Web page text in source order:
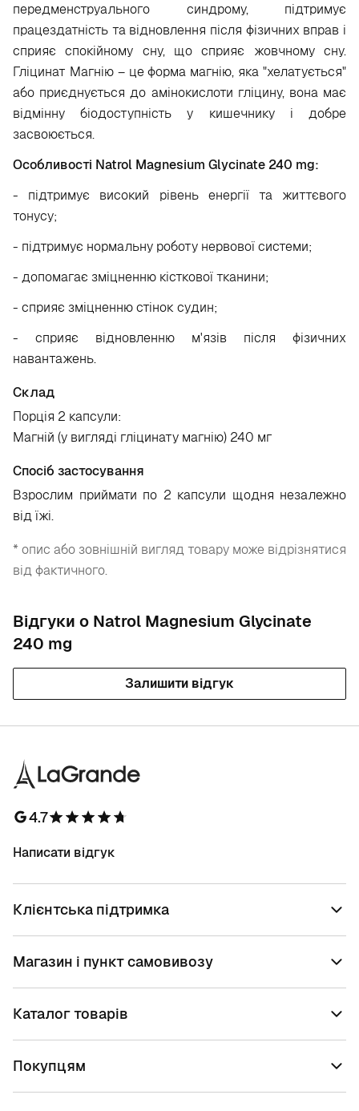
передменструального синдрому, підтримує
працездатність та відновлення після фізичних вправ і
сприяє спокійному сну, що сприяє жовчному сну.
Гліцинат Магнію – це форма магнію, яка "хелатується"
або приєднується до амінокислоти гліцину, вона має
відмінну біодоступність у кишечнику і добре
засвоюється.
Особливості Natrol Magnesium Glycinate 240 mg:
- підтримує високий рівень енергії та життєвого
тонусу;
- підтримує нормальну роботу нервової системи;
- допомагає зміцненню кісткової тканини;
- сприяє зміцненню стінок судин;
- сприяє відновленню м'язів після фізичних
навантажень.
Склад
Порція 2 капсули:
Магній (у вигляді гліцинату магнію) 240 мг
Спосіб застосування
Взрослим приймати по 2 капсули щодня незалежно
від їжі.
* опис або зовнішній вигляд товару може відрізнятися
від фактичного.
Відгуки о Natrol Magnesium Glycinate
240 mg
Залишити відгук
4.7
Написати відгук
Клієнтська підтримка
Магазин і пункт самовивозу
Каталог товарів
Покупцям